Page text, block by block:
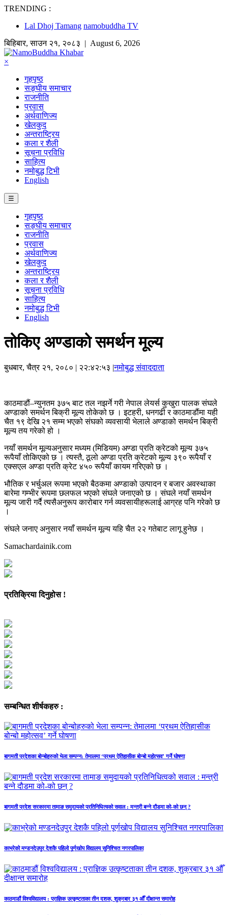
TRENDING :
Lal Dhoj Tamang namobuddha TV
बिहिबार,साउन २१, २०८३ | August 6, 2026
×
गृहपृष्ठ
सङ्घीय समाचार
राजनीति
प्रवास
अर्थवाणिज्य
खेलकुद
अन्तराष्ट्रिय
कला र शैली
सूचना प्रविधि
साहित्य
नमोबुद्ध टिभी
English
☰
गृहपृष्ठ
सङ्घीय समाचार
राजनीति
प्रवास
अर्थवाणिज्य
खेलकुद
अन्तराष्ट्रिय
कला र शैली
सूचना प्रविधि
साहित्य
नमोबुद्ध टिभी
English
तोकिए अण्डाको समर्थन मूल्य
बुधबार, चैत्र २१, २०८० | २२:४२:५३ |नमोबुद्ध संवाददाता
काठमाडौं–न्युनतम ३७५ बाट तल नझर्ने गरी नेपाल लेयर्स कुखुरा पालक संघले
अण्डाको समर्थन बिक्री मूल्य तोकेको छ । इटहरी, धनगढी र काठमाडौंमा यही
चैत १९ देखि २१ सम्म भएको संघको व्यवसायी भेलाले अण्डाको समर्थन बिक्री
मूल्य तय गरेको हो ।
नयाँ समर्थन मूल्यअनुसार मध्यम (मिडियम) अण्डा प्रति क्रेटको मूल्य ३७५
रूपैयाँ तोकिएको छ । त्यस्तै, ठूलो अण्डा प्रति क्रेटको मूल्य ३९० रूपैयाँ र
एक्सएल अण्डा प्रति क्रेट ४५० रूपैयाँ कायम गरिएको छ ।
भौतिक र भर्चुअल रूपमा भएको बैठकमा अण्डाको उत्पादन र बजार अवस्थाका
बारेमा गम्भीर रूपमा छलफल भएको संघले जनाएको छ । संघले नयाँ समर्थन
मूल्य जारी गर्दै त्यसैअनुरूप कारोबार गर्न व्यवसायीहरूलाई आग्रह पनि गरेको छ
।
संघले जनाए अनुसार नयाँ समर्थन मूल्य यहि चैत २२ गतेबाट लागू हुनेछ ।
Samachardainik.com
प्रतिक्रिया दिनुहोस !
सम्बन्धित शीर्षकहरु :
बागमती प्रदेशका बोन्बोहरुको भेला सम्पन्न: तेमालमा ‘प्रथम ऐतिहासीक बोन्बो महोत्सव’ गर्ने घोषणा
बागमती प्रदेश सरकारमा तामाङ समुदायको प्रतिनिधित्वको सवाल : मन्त्री बन्ने दौडमा को‐को छन् ?
काभ्रेको मण्डनदेउपुर देशकै पहिलो पूर्णखोप विद्यालय सुनिश्चित नगरपालिका
काठमाडौं विश्वविद्यालय : प्राज्ञिक उत्कृष्टताका तीन दशक, शुक्रबार ३१ औँ दीक्षान्त समारोह